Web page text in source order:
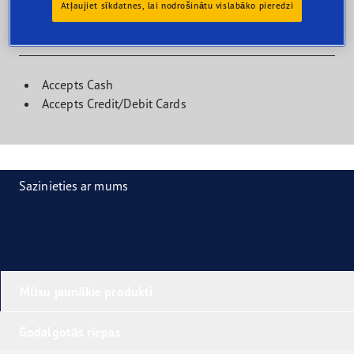
Klientu telpas
Accepts Cash
Accepts Credit/Debit Cards
Sazinieties ar mums
Atļaujiet sīkdatnes, lai nodrošinātu vislabāko pieredzi